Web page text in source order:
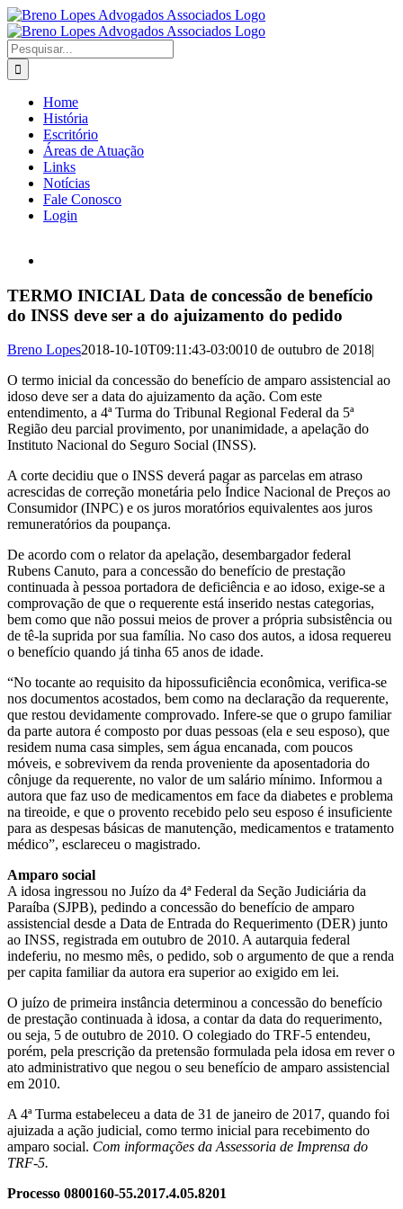
Ir
para
o
conteúdo
Buscar
resultados
para:
Home
História
Escritório
Áreas de Atuação
Links
Notícias
Fale Conosco
Login
Image
TERMO INICIAL Data de concessão de benefício
do INSS deve ser a do ajuizamento do pedido
Breno Lopes2018-10-10T09:11:43-03:0010 de outubro de 2018|
O termo inicial da concessão do benefício de amparo assistencial ao
idoso deve ser a data do ajuizamento da ação. Com este
entendimento, a 4ª Turma do Tribunal Regional Federal da 5ª
Região deu parcial provimento, por unanimidade, a apelação do
Instituto Nacional do Seguro Social (INSS).
A corte decidiu que o INSS deverá pagar as parcelas em atraso
acrescidas de correção monetária pelo Índice Nacional de Preços ao
Consumidor (INPC) e os juros moratórios equivalentes aos juros
remuneratórios da poupança.
De acordo com o relator da apelação, desembargador federal
Rubens Canuto, para a concessão do benefício de prestação
continuada à pessoa portadora de deficiência e ao idoso, exige-se a
comprovação de que o requerente está inserido nestas categorias,
bem como que não possui meios de prover a própria subsistência ou
de tê-la suprida por sua família. No caso dos autos, a idosa requereu
o benefício quando já tinha 65 anos de idade.
“No tocante ao requisito da hipossuficiência econômica, verifica-se
nos documentos acostados, bem como na declaração da requerente,
que restou devidamente comprovado. Infere-se que o grupo familiar
da parte autora é composto por duas pessoas (ela e seu esposo), que
residem numa casa simples, sem água encanada, com poucos
móveis, e sobrevivem da renda proveniente da aposentadoria do
cônjuge da requerente, no valor de um salário mínimo. Informou a
autora que faz uso de medicamentos em face da diabetes e problema
na tireoide, e que o provento recebido pelo seu esposo é insuficiente
para as despesas básicas de manutenção, medicamentos e tratamento
médico”, esclareceu o magistrado.
Amparo social
A idosa ingressou no Juízo da 4ª Federal da Seção Judiciária da
Paraíba (SJPB), pedindo a concessão do benefício de amparo
assistencial desde a Data de Entrada do Requerimento (DER) junto
ao INSS, registrada em outubro de 2010. A autarquia federal
indeferiu, no mesmo mês, o pedido, sob o argumento de que a renda
per capita familiar da autora era superior ao exigido em lei.
O juízo de primeira instância determinou a concessão do benefício
de prestação continuada à idosa, a contar da data do requerimento,
ou seja, 5 de outubro de 2010. O colegiado do TRF-5 entendeu,
porém, pela prescrição da pretensão formulada pela idosa em rever o
ato administrativo que negou o seu benefício de amparo assistencial
em 2010.
A 4ª Turma estabeleceu a data de 31 de janeiro de 2017, quando foi
ajuizada a ação judicial, como termo inicial para recebimento do
amparo social. Com informações da Assessoria de Imprensa do
TRF-5.
Processo 0800160-55.2017.4.05.8201